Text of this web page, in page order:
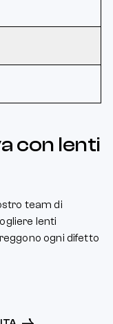
con lenti
team di
lenti
ogni difetto